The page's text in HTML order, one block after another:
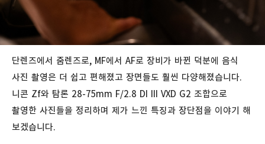
단렌즈에서 줌렌즈로, MF에서 AF로 장비가 바뀐 덕분에 음식
사진 촬영은 더 쉽고 편해졌고 장면들도 훨씬 다양해졌습니다.
니콘 Zf와 탐론 28-75mm F/2.8 DI III VXD G2 조합으로
촬영한 사진들을 정리하며 제가 느낀 특징과 장단점을 이야기 해
보겠습니다.